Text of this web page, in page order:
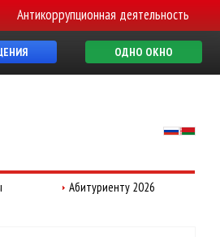
Антикоррупционная деятельность
ОДНО ОКНО
Абитуриенту 2026